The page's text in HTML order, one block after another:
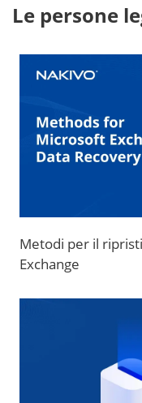
Le persone
Metodi per il
Exchange